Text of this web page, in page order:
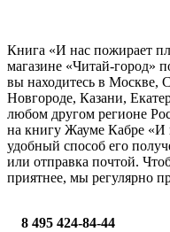
Книга «И нас пожирает
магазине «Читай-город»
вы находитесь в Москве,
Новгороде, Казани,
любом другом регионе
на книгу Жауме Кабре «И
удобный способ его
или отправка почтой.
приятнее, мы регулярно
8 495 424-84-44